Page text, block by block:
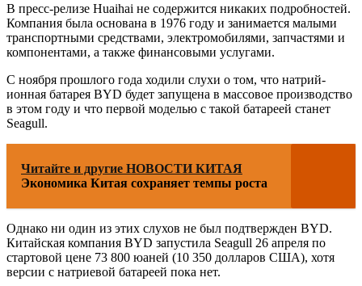
В пресс-релизе Huaihai не содержится никаких подробностей.
Компания была основана в 1976 году и занимается малыми
транспортными средствами, электромобилями, запчастями и
компонентами, а также финансовыми услугами.
С ноября прошлого года ходили слухи о том, что натрий-
ионная батарея BYD будет запущена в массовое производство
в этом году и что первой моделью с такой батареей станет
Seagull.
Читайте и другие НОВОСТИ КИТАЯ
Экономика Китая сохраняет темпы роста
Однако ни один из этих слухов не был подтвержден BYD.
Китайская компания BYD запустила Seagull 26 апреля по
стартовой цене 73 800 юаней (10 350 долларов США), хотя
версии с натриевой батареей пока нет.